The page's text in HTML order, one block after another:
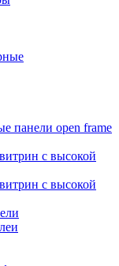
панели open frame
с высокой
с высокой